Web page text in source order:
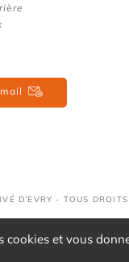
D’EVRY - TOUS
cookies et vous